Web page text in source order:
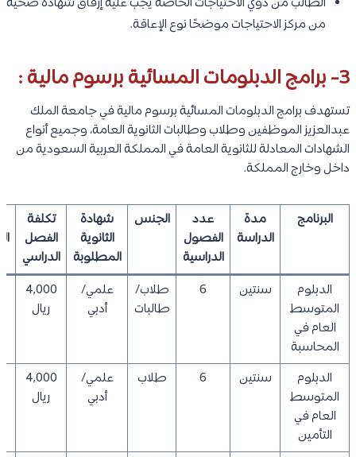
الطالب من ذوي الاحتياجات الخاصة يجب عليه إرفاق شهادة صحية
من مركز الاحتياجات موضحًا نوع الإعاقة.
3- برامج الدبلومات المسائية برسوم مالية :
تستهدف برامج الدبلومات المسائية برسوم مالية في جامعة الملك
عبدالعزيز الموظفين وطلاب وطالبات الثانوية العامة، وجميع أنواع
الشهادات المعادلة للثانوية العامة في المملكة العربية السعودية من
داخل وخارج المملكة.
البرنامج
مدة
الدراسة
عدد
الفصول
الدراسية
الجنس
شهادة
الثانوية
المطلوبة
تكلفة
الفصل
الدراسي
الدبلوم
المتوسط
العام في
المحاسبة
سنتين 6
طلاب/
طالبات
علمي/
أدبي
4,000
ريال
الدبلوم
المتوسط
العام في
التأمين
سنتين 6 طلاب
علمي/
أدبي
4,000
ريال